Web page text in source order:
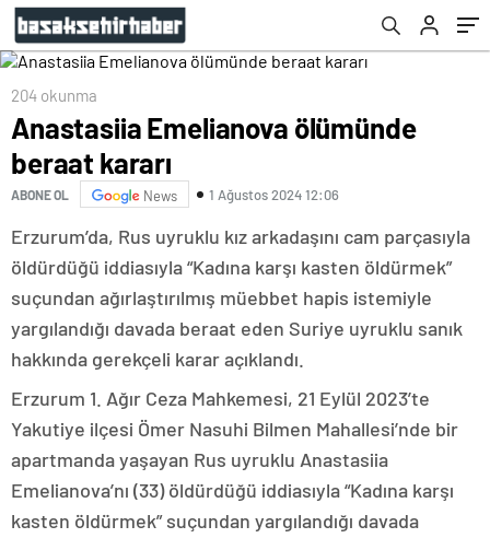
204 okunma
Anastasiia Emelianova ölümünde
beraat kararı
ABONE OL News 1 Ağustos 2024 12:06
Erzurum’da, Rus uyruklu kız arkadaşını cam parçasıyla
öldürdüğü iddiasıyla “Kadına karşı kasten öldürmek”
suçundan ağırlaştırılmış müebbet hapis istemiyle
yargılandığı davada beraat eden Suriye uyruklu sanık
hakkında gerekçeli karar açıklandı.
Erzurum 1. Ağır Ceza Mahkemesi, 21 Eylül 2023’te
Yakutiye ilçesi Ömer Nasuhi Bilmen Mahallesi’nde bir
apartmanda yaşayan Rus uyruklu Anastasiia
Emelianova’nı (33) öldürdüğü iddiasıyla “Kadına karşı
kasten öldürmek” suçundan yargılandığı davada